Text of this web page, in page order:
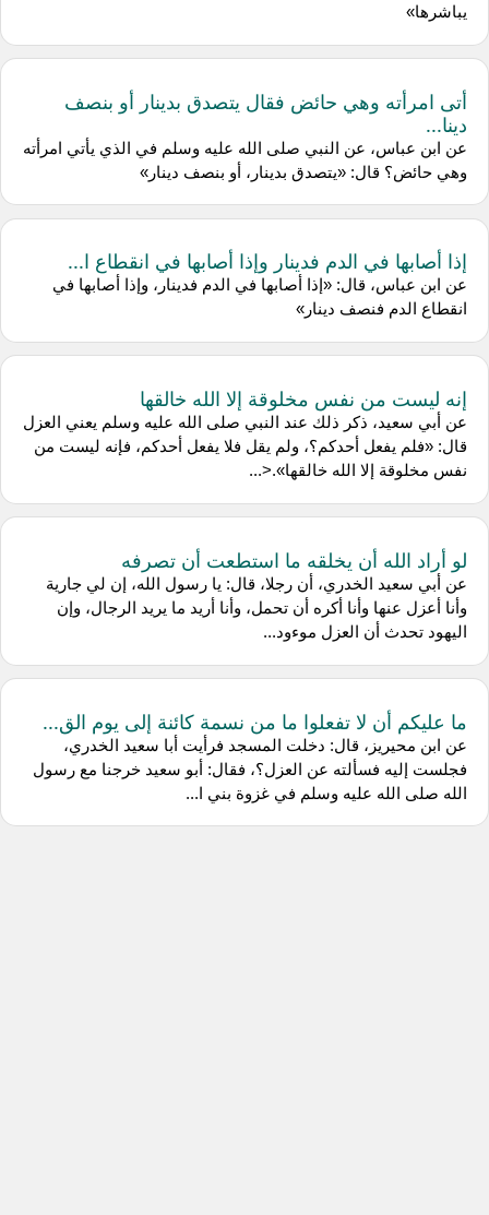
يباشرها»
أتى امرأته وهي حائض فقال يتصدق بدينار أو بنصف
دينا...
عن ابن عباس، عن النبي صلى الله عليه وسلم في الذي يأتي امرأته
وهي حائض؟ قال: «يتصدق بدينار، أو بنصف دينار»
إذا أصابها في الدم فدينار وإذا أصابها في انقطاع ا...
عن ابن عباس، قال: «إذا أصابها في الدم فدينار، وإذا أصابها في
انقطاع الدم فنصف دينار»
إنه ليست من نفس مخلوقة إلا الله خالقها
عن أبي سعيد، ذكر ذلك عند النبي صلى الله عليه وسلم يعني العزل
قال: «فلم يفعل أحدكم؟، ولم يقل فلا يفعل أحدكم، فإنه ليست من
نفس مخلوقة إلا الله خالقها».<...
لو أراد الله أن يخلقه ما استطعت أن تصرفه
عن أبي سعيد الخدري، أن رجلا، قال: يا رسول الله، إن لي جارية
وأنا أعزل عنها وأنا أكره أن تحمل، وأنا أريد ما يريد الرجال، وإن
اليهود تحدث أن العزل موءود...
ما عليكم أن لا تفعلوا ما من نسمة كائنة إلى يوم الق...
عن ابن محيريز، قال: دخلت المسجد فرأيت أبا سعيد الخدري،
فجلست إليه فسألته عن العزل؟، فقال: أبو سعيد خرجنا مع رسول
الله صلى الله عليه وسلم في غزوة بني ا...